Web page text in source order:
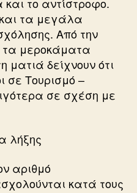
τα μεγάλα
Από την
τα μεροκάματα
ματιά δείχνουν ότι
σε Τουρισμό –
σε σχέση με
λήξης
αριθμό
κατά τους